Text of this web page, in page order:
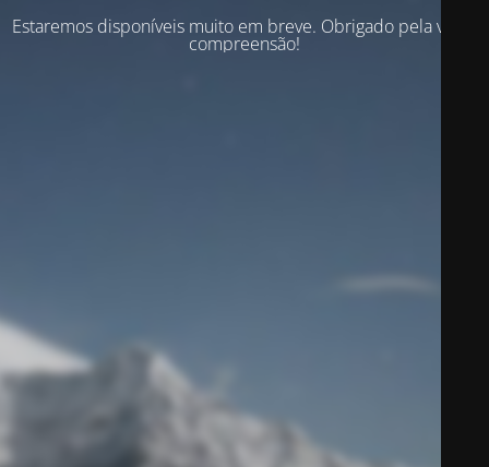
Estaremos disponíveis muito em breve. Obrigado pela vossa
compreensão!